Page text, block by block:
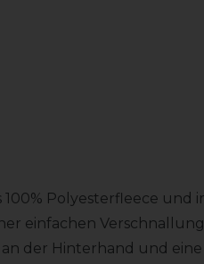
Polyesterfleece und
einfachen
der Hinterhand und eine